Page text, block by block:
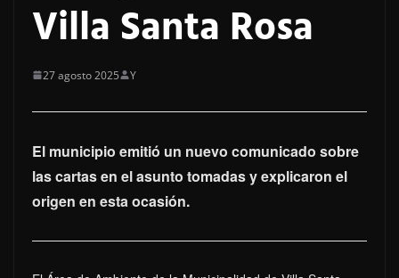
Villa Santa Rosa
27 agosto 2025 Y
El municipio emitió un nuevo comunicado sobre
las cartas en el asunto tomadas y explicaron el
origen en esta ocasión.